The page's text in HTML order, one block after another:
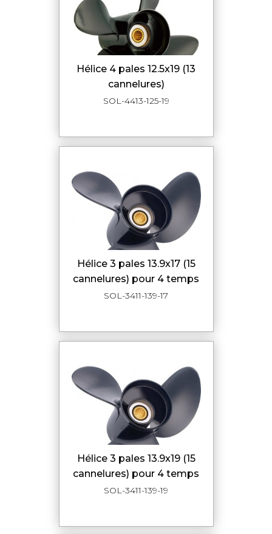
hélice 4 pales 12.5x19 (13
cannelures)
SOL-4413-125-19
hélice 3 pales 13.9x17 (15
cannelures) pour 4 temps
SOL-3411-139-17
hélice 3 pales 13.9x19 (15
cannelures) pour 4 temps
SOL-3411-139-19